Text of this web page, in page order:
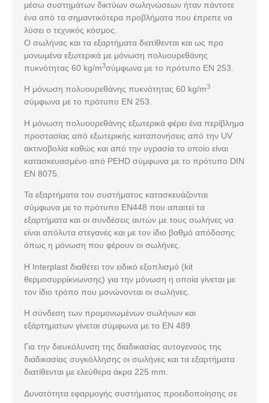
μέσω συστημάτων δικτύων σωληνώσεων ήταν πάντοτε
ένα από τα σημαντικότερα προβλήματα που έπρεπε να
λύσει ο τεχνικός κόσμος.
Ο σωλήνας και τα εξαρτήματα διατίθενται και ως προ
μονωμένα εξωτερικά με μόνωση πολυουρεθάνης
πυκνότητας 60 kg/m3σύμφωνα με το πρότυπο EN 253.
Η μόνωση πολυουρεθάνης πυκνότητας 60 kg/m3
σύμφωνα με το πρότυπο EN 253.
Η μόνωση πολυουρεθάνης εξωτερικά φέρει ένα περίβλημα
προστασίας από εξωτερικής καταπονήσεις από την UV
ακτινοβολία καθώς και από την υγρασία το οποίο είναι
κατασκευασμένο από PEHD σύμφωνα με το πρότυπο DIN
EN 8075.
Τα εξαρτήματα του συστήματος κατασκευάζονται
σύμφωνα με το πρότυπο EN448 που απαιτεί τα
εξαρτήματα και οι συνδέσεις αυτών με τους σωλήνες να
είναι απόλυτα στεγανές και με τον ίδιο βαθμό απόδοσης
όπως η μόνωση που φέρουν οι σωλήνες.
H Interplast διαθέτει τον ειδικό εξοπλισμό (kit
θερμοσυρρίκνωνσης) για την μόνωση η οποία γίνεται με
τον ίδιο τρόπο που μονώνονται οι σωλήνες.
Η σύνδεση των προμονωμένων σωλήνων και
εξάρτηματων γίνεται σύμφωνα με το EN 489.
Για την διευκόλυνση της διαδικασίας αυτογενούς της
διαδικασίας συγκόλλησης οι σωλήνες και τα εξαρτήματα
διατίθενται με ελεύθερα άκρα 225 mm.
Δυνατότητα εφαρμογής συστήματος προειδοποίησης σε